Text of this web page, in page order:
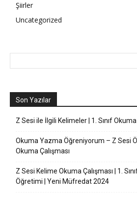
Şiirler
Uncategorized
Son Yazılar
Z Sesi ile İlgili Kelimeler | 1. Sınıf
Okuma Yazma Öğreniyorum – Z Sesi
Okuma Çalışması
Z Sesi Kelime Okuma Çalışması | 1.
Öğretimi | Yeni Müfredat 2024